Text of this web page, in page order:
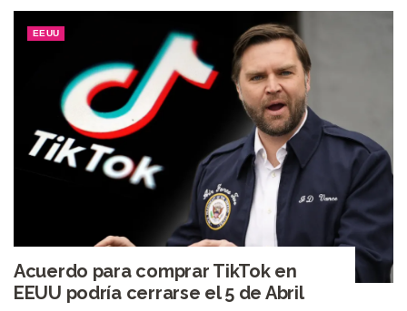
EEUU
Acuerdo para comprar TikTok en
EEUU podría cerrarse el 5 de Abril